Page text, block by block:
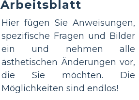
Arbeitsblatt
Hier fügen Sie Anweisungen,
spezifische Fragen und Bilder
ein und nehmen alle
ästhetischen Änderungen vor,
die Sie möchten. Die
Möglichkeiten sind endlos!